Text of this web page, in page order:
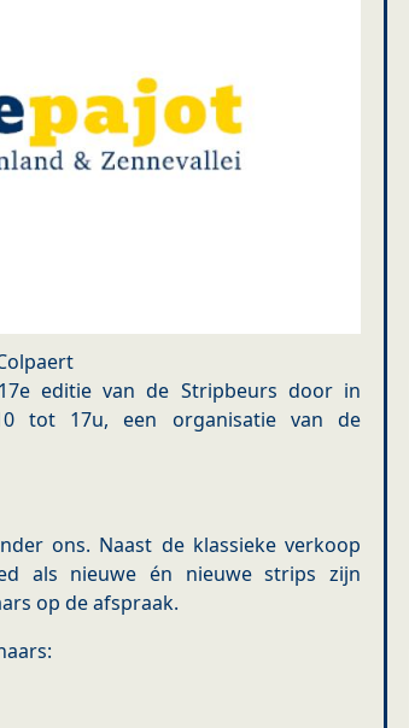
editie van de Stripbeurs door in
tot 17u, een organisatie van de
ons. ​Naast de klassieke verkoop
als nieuwe én nieuwe strips zijn
op de afspraak.